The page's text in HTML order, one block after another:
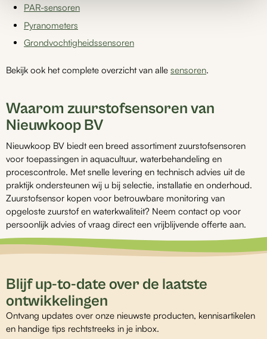
PAR-sensoren
Pyranometers
Grondvochtigheidssensoren
Bekijk ook het complete overzicht van alle sensoren.
Waarom zuurstofsensoren van
Nieuwkoop BV
Nieuwkoop BV biedt een breed assortiment zuurstofsensoren
voor toepassingen in aquacultuur, waterbehandeling en
procescontrole. Met snelle levering en technisch advies uit de
praktijk ondersteunen wij u bij selectie, installatie en onderhoud.
Zuurstofsensor kopen voor betrouwbare monitoring van
opgeloste zuurstof en waterkwaliteit? Neem contact op voor
persoonlijk advies of vraag direct een vrijblijvende offerte aan.
Blijf up-to-date over de laatste
ontwikkelingen
Ontvang updates over onze nieuwste producten, kennisartikelen
en handige tips rechtstreeks in je inbox.